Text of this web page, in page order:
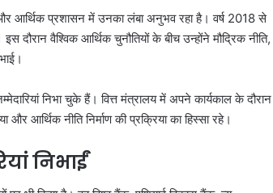
आर्थिक प्रशासन में उनका लंबा अनुभव रहा है। वर्ष 2018 से
दौरान वैश्विक आर्थिक चुनौतियों के बीच उन्होंने मौद्रिक नीति,
निभा चुके हैं। वित्त मंत्रालय में अपने कार्यकाल के दौरान
आर्थिक नीति निर्माण की प्रक्रिया का हिस्सा रहे।
निभाईं